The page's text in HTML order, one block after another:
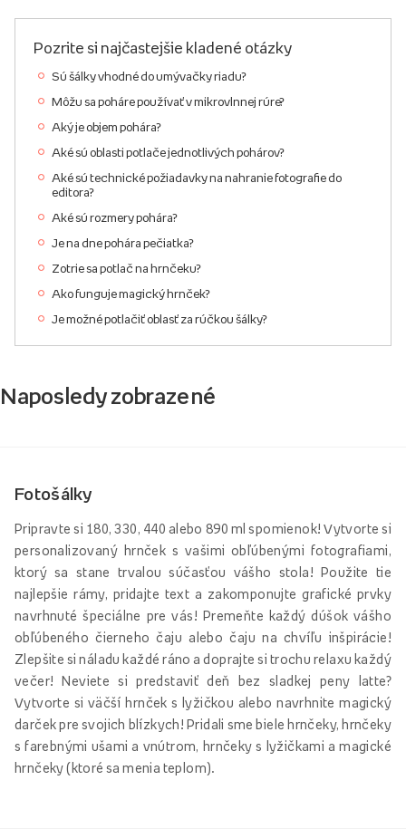
Pozrite si najčastejšie kladené otázky
Sú šálky vhodné do umývačky riadu?
Môžu sa poháre používať v mikrovlnnej rúre?
Aký je objem pohára?
Aké sú oblasti potlače jednotlivých pohárov?
Aké sú technické požiadavky na nahranie fotografie do
editora?
Aké sú rozmery pohára?
Je na dne pohára pečiatka?
Zotrie sa potlač na hrnčeku?
Ako funguje magický hrnček?
Je možné potlačiť oblasť za rúčkou šálky?
Naposledy zobrazené
Fotošálky
Pripravte si 180, 330, 440 alebo 890 ml spomienok! Vytvorte si
personalizovaný hrnček s vašimi obľúbenými fotografiami,
ktorý sa stane trvalou súčasťou vášho stola! Použite tie
najlepšie rámy, pridajte text a zakomponujte grafické prvky
navrhnuté špeciálne pre vás! Premeňte každý dúšok vášho
obľúbeného čierneho čaju alebo čaju na chvíľu inšpirácie!
Zlepšite si náladu každé ráno a doprajte si trochu relaxu každý
večer! Neviete si predstaviť deň bez sladkej peny latte?
Vytvorte si väčší hrnček s lyžičkou alebo navrhnite magický
darček pre svojich blízkych! Pridali sme biele hrnčeky, hrnčeky
s farebnými ušami a vnútrom, hrnčeky s lyžičkami a magické
hrnčeky (ktoré sa menia teplom).